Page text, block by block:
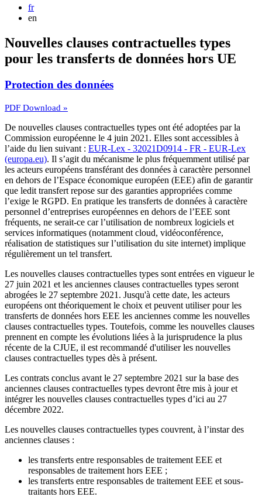
fr
en
Nouvelles clauses contractuelles types
pour les transferts de données hors UE
Protection des données
PDF Download »
De nouvelles clauses contractuelles types ont été adoptées par la
Commission européenne le 4 juin 2021. Elles sont accessibles à
l’aide du lien suivant : EUR-Lex - 32021D0914 - FR - EUR-Lex
(europa.eu). Il s’agit du mécanisme le plus fréquemment utilisé par
les acteurs européens transférant des données à caractère personnel
en dehors de l’Espace économique européen (EEE) afin de garantir
que ledit transfert repose sur des garanties appropriées comme
l’exige le RGPD. En pratique les transferts de données à caractère
personnel d’entreprises européennes en dehors de l’EEE sont
fréquents, ne serait-ce car l’utilisation de nombreux logiciels et
services informatiques (notamment cloud, vidéoconférence,
réalisation de statistiques sur l’utilisation du site internet) implique
régulièrement un tel transfert.
Les nouvelles clauses contractuelles types sont entrées en vigueur le
27 juin 2021 et les anciennes clauses contractuelles types seront
abrogées le 27 septembre 2021. Jusqu'à cette date, les acteurs
européens ont théoriquement le choix et peuvent utiliser pour les
transferts de données hors EEE les anciennes comme les nouvelles
clauses contractuelles types. Toutefois, comme les nouvelles clauses
prennent en compte les évolutions liées à la jurisprudence la plus
récente de la CJUE, il est recommandé d'utiliser les nouvelles
clauses contractuelles types dès à présent.
Les contrats conclus avant le 27 septembre 2021 sur la base des
anciennes clauses contractuelles types devront être mis à jour et
intégrer les nouvelles clauses contractuelles types d’ici au 27
décembre 2022.
Les nouvelles clauses contractuelles types couvrent, à l’instar des
anciennes clauses :
les transferts entre responsables de traitement EEE et
responsables de traitement hors EEE ;
les transferts entre responsables de traitement EEE et sous-
traitants hors EEE.